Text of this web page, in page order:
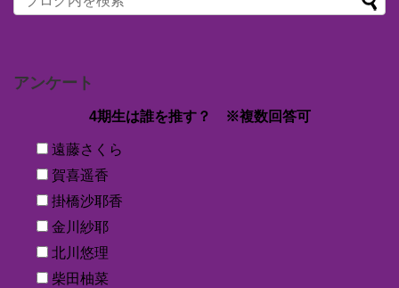
アンケート
4期生は誰を推す？ ※複数回答可
遠藤さくら
賀喜遥香
掛橋沙耶香
金川紗耶
北川悠理
柴田柚菜